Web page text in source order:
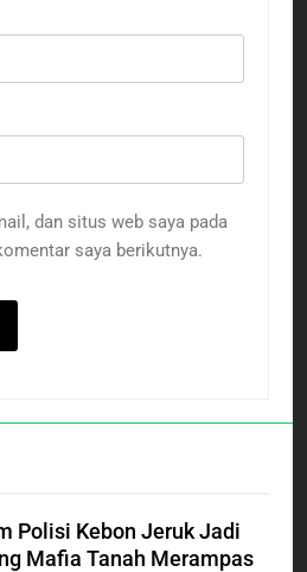
dan situs web saya pada
saya berikutnya.
Polisi Kebon Jeruk Jadi
Mafia Tanah Merampas